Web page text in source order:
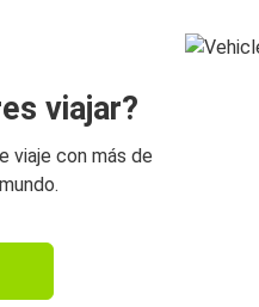
viajar?
viaje con más de